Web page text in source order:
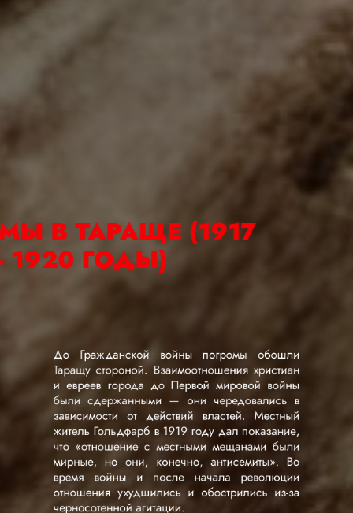
ПОГРОМЫ В ТАРАЩЕ (1917
- 1920 ГОДЫ)
До Гражданской войны погромы обошли
Таращу стороной. Взаимоотношения христиан
и евреев города до Первой мировой войны
были сдержанными — они чередовались в
зависимости от действий властей. Местный
житель Гольдфарб в 1919 году дал показание,
что «отношение с местными мещанами были
мирные, но они, конечно, антисемиты». Во
время войны и после начала революции
отношения ухудшились и обострились из-за
черносотенной агитации.